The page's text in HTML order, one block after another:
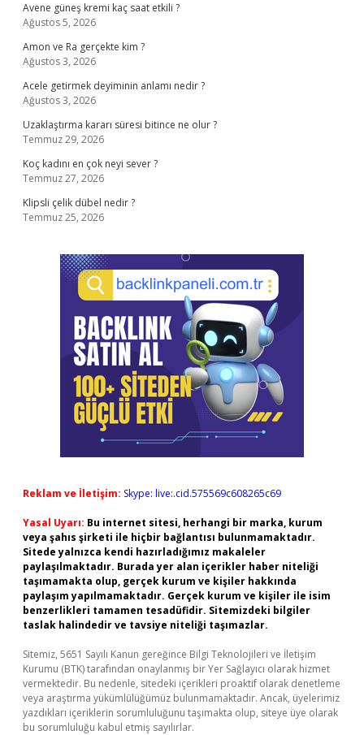
Avene güneş kremi kaç saat etkili ?
Ağustos 5, 2026
Amon ve Ra gerçekte kim ?
Ağustos 3, 2026
Acele getirmek deyiminin anlamı nedir ?
Ağustos 3, 2026
Uzaklaştırma kararı süresi bitince ne olur ?
Temmuz 29, 2026
Koç kadını en çok neyi sever ?
Temmuz 27, 2026
Klipsli çelik dübel nedir ?
Temmuz 25, 2026
Reklam ve İletişim: Skype: live:.cid.575569c608265c69
Yasal Uyarı: Bu internet sitesi, herhangi bir marka, kurum
veya şahıs şirketi ile hiçbir bağlantısı bulunmamaktadır.
Sitede yalnızca kendi hazırladığımız makaleler
paylaşılmaktadır. Burada yer alan içerikler haber niteliği
taşımamakta olup, gerçek kurum ve kişiler hakkında
paylaşım yapılmamaktadır. Gerçek kurum ve kişiler ile isim
benzerlikleri tamamen tesadüfidir. Sitemizdeki bilgiler
taslak halindedir ve tavsiye niteliği taşımazlar.
Sitemiz, 5651 Sayılı Kanun gereğince Bilgi Teknolojileri ve İletişim
Kurumu (BTK) tarafından onaylanmış bir Yer Sağlayıcı olarak hizmet
vermektedir. Bu nedenle, sitedeki içerikleri proaktif olarak denetleme
veya araştırma yükümlülüğümüz bulunmamaktadır. Ancak, üyelerimiz
yazdıkları içeriklerin sorumluluğunu taşımakta olup, siteye üye olarak
bu sorumluluğu kabul etmiş sayılırlar.